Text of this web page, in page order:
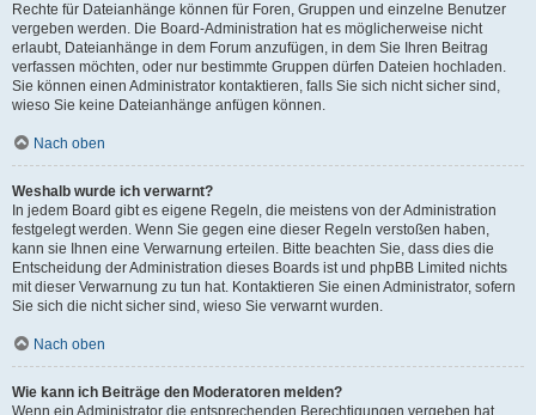
Rechte für Dateianhänge können für Foren, Gruppen und einzelne Benutzer
vergeben werden. Die Board-Administration hat es möglicherweise nicht
erlaubt, Dateianhänge in dem Forum anzufügen, in dem Sie Ihren Beitrag
verfassen möchten, oder nur bestimmte Gruppen dürfen Dateien hochladen.
Sie können einen Administrator kontaktieren, falls Sie sich nicht sicher sind,
wieso Sie keine Dateianhänge anfügen können.
Nach oben
Weshalb wurde ich verwarnt?
In jedem Board gibt es eigene Regeln, die meistens von der Administration
festgelegt werden. Wenn Sie gegen eine dieser Regeln verstoßen haben,
kann sie Ihnen eine Verwarnung erteilen. Bitte beachten Sie, dass dies die
Entscheidung der Administration dieses Boards ist und phpBB Limited nichts
mit dieser Verwarnung zu tun hat. Kontaktieren Sie einen Administrator, sofern
Sie sich die nicht sicher sind, wieso Sie verwarnt wurden.
Nach oben
Wie kann ich Beiträge den Moderatoren melden?
Wenn ein Administrator die entsprechenden Berechtigungen vergeben hat,